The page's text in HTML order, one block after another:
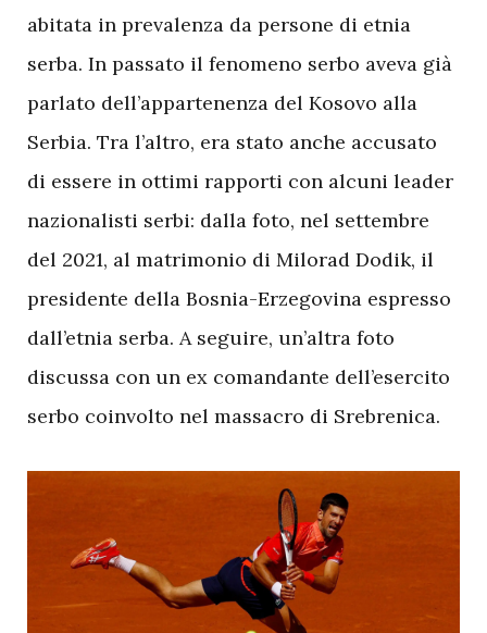
abitata in prevalenza da persone di etnia
serba. In passato il fenomeno serbo aveva già
parlato dell’appartenenza del Kosovo alla
Serbia. Tra l’altro, era stato anche accusato
di essere in ottimi rapporti con alcuni leader
nazionalisti serbi: dalla foto, nel settembre
del 2021, al matrimonio di Milorad Dodik, il
presidente della Bosnia-Erzegovina espresso
dall’etnia serba. A seguire, un’altra foto
discussa con un ex comandante dell’esercito
serbo coinvolto nel massacro di Srebrenica.